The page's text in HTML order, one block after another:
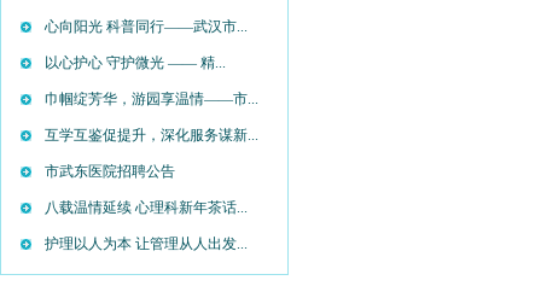
心向阳光 科普同行——武汉市...
以心护心 守护微光 —— 精...
巾帼绽芳华，游园享温情——市...
互学互鉴促提升，深化服务谋新...
市武东医院招聘公告
八载温情延续 心理科新年茶话...
护理以人为本 让管理从人出发...